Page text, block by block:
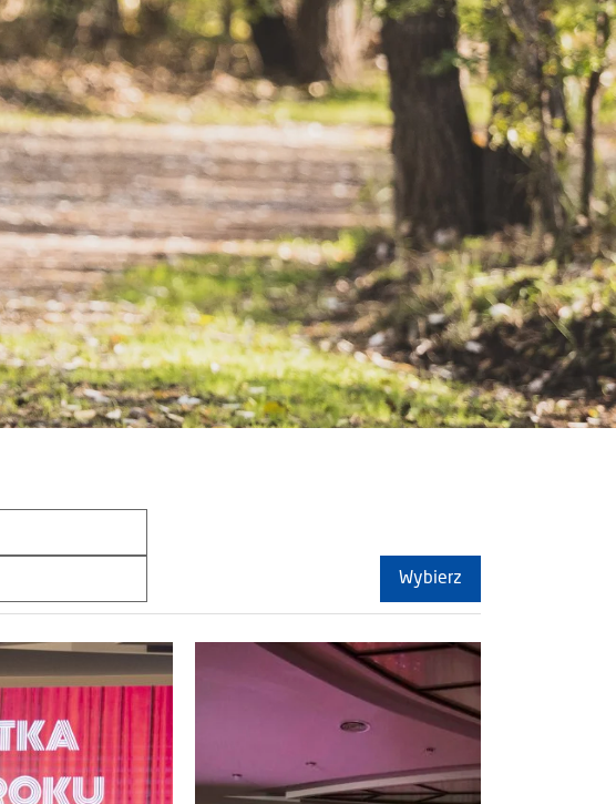
Wybierz